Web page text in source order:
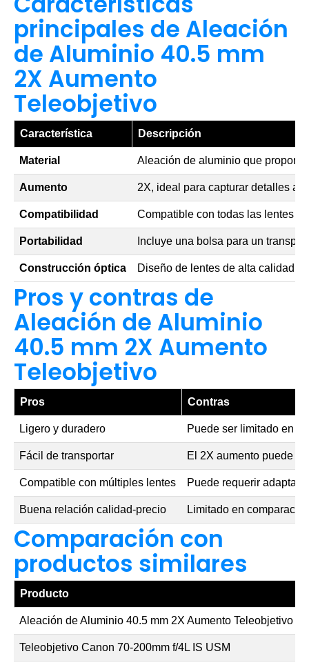
principales de Aleación
de Aluminio 40.5 mm
2X Aumento
Teleobjetivo
Característica Descripción
Material Aleación de aluminio que
Aumento 2X, ideal para capturar detalles a
Compatibilidad Compatible con todas las lentes
Portabilidad Incluye una bolsa para un
Construcción óptica Diseño de lentes de alta calidad
Pros y contras de
Aleación de Aluminio
40.5 mm 2X Aumento
Teleobjetivo
Pros Contras
Ligero y duradero Puede ser limitado en
Fácil de transportar El 2X aumento puede
Compatible con múltiples lentes Puede requerir
Buena relación calidad-precio Limitado en
Comparación con
productos similares
Producto
Aleación de Aluminio 40.5 mm 2X Aumento Teleobjetivo
Teleobjetivo Canon 70-200mm f/4L IS USM